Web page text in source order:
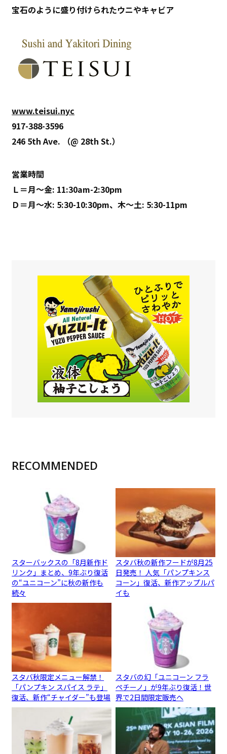
宝石のように盛り付けられたウニやキャビア
www.teisui.nyc
917-388-3596
246 5th Ave. （@ 28th St.）
営業時間
Ｌ＝月～金: 11:30am-2:30pm
Ｄ＝月～水: 5:30-10:30pm、木～土: 5:30-11pm
RECOMMENDED
スターバックスの「8月新作ド
リンク」まとめ、9年ぶり復活
の“ユニコーン”に秋の新作も
続々
スタバ秋の新作フードが8月25
日発売！ 人気「パンプキンス
コーン」復活、新作アップルパ
イも
スタバ秋限定メニュー解禁！
「パンプキン スパイス ラテ」
復活、新作“チャイダー”も登場
スタバの幻「ユニコーン フラ
ペチーノ」が9年ぶり復活！世
界で2日間限定販売へ